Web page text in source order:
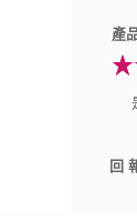
產
回